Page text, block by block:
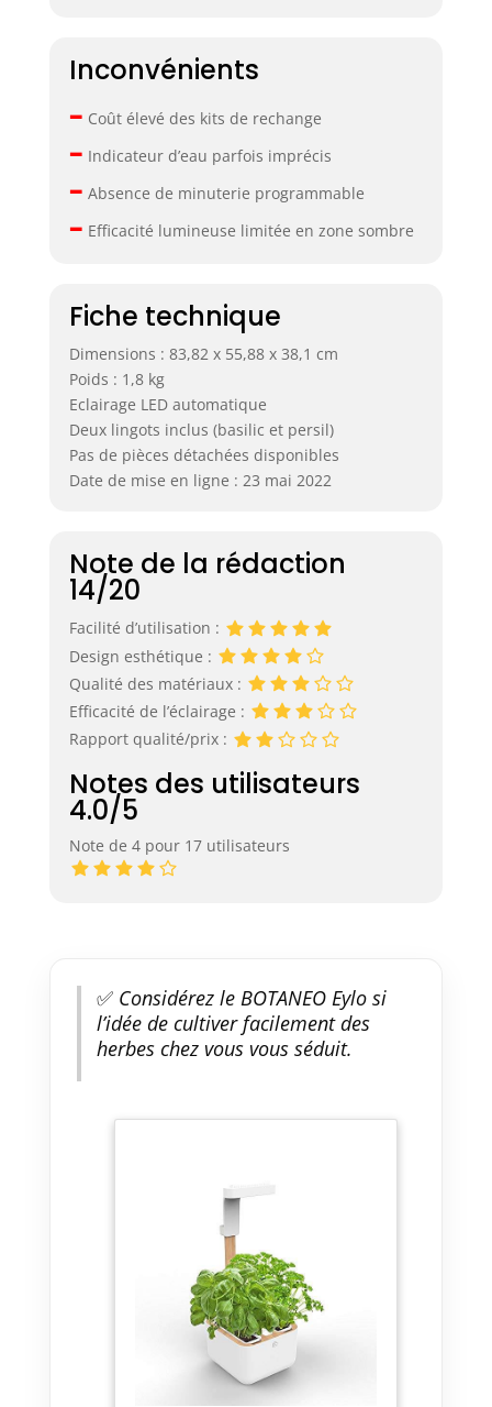
Inconvénients
– Coût élevé des kits de rechange
– Indicateur d’eau parfois imprécis
– Absence de minuterie programmable
– Efficacité lumineuse limitée en zone sombre
Fiche technique
Dimensions : 83,82 x 55,88 x 38,1 cm
Poids : 1,8 kg
Eclairage LED automatique
Deux lingots inclus (basilic et persil)
Pas de pièces détachées disponibles
Date de mise en ligne : 23 mai 2022
Note de la rédaction
14/20
Facilité d’utilisation :
Design esthétique :
Qualité des matériaux :
Efficacité de l’éclairage :
Rapport qualité/prix :
Notes des utilisateurs
4.0/5
Note de 4 pour 17 utilisateurs
✅Considérez le BOTANEO Eylo si
l’idée de cultiver facilement des
herbes chez vous vous séduit.